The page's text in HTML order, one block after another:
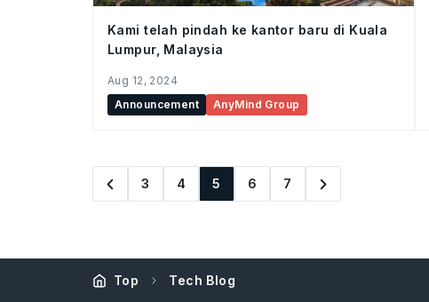
Kami telah pindah ke kantor baru di Kuala
Lumpur, Malaysia
Aug 12, 2024
Announcement
AnyMind Group
3 4 5 6 7
Top Tech Blog